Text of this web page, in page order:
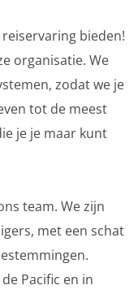
reiservaring bieden!
organisatie. We
zodat we je
tot de meest
je je maar kunt
team. We zijn
met een schat
Pacific en in